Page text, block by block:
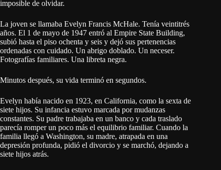
imposible de olvidar.
La joven se llamaba Evelyn Francis McHale. Tenía veintitrés
años. El 1 de mayo de 1947 entró al Empire State Building,
subió hasta el piso ochenta y seis y dejó sus pertenencias
ordenadas con cuidado. Un abrigo doblado. Un neceser.
Fotografías familiares. Una libreta negra.
Minutos después, su vida terminó en segundos.
Evelyn había nacido en 1923, en California, como la sexta de
siete hijos. Su infancia estuvo marcada por mudanzas
constantes. Su padre trabajaba en un banco y cada traslado
parecía romper un poco más el equilibrio familiar. Cuando la
familia llegó a Washington, su madre, atrapada en una
depresión profunda, pidió el divorcio y se marchó, dejando a
siete hijos atrás.